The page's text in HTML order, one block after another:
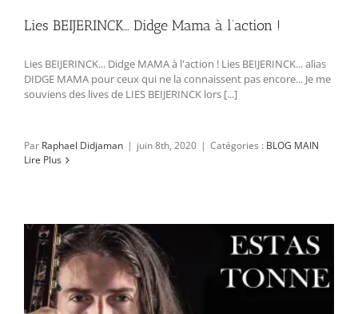
Lies BEIJERINCK… Didge Mama à l’action !
Lies BEIJERINCK... Didge MAMA à l'action ! Lies BEIJERINCK... alias
DIDGE MAMA pour ceux qui ne la connaissent pas encore... Je me
souviens des lives de LIES BEIJERINCK lors [...]
Par Raphael Didjaman | juin 8th, 2020 | Catégories : BLOG MAIN
Lire Plus